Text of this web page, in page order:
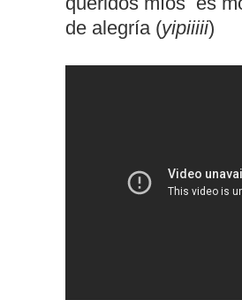
de alegría (yipiiiii)